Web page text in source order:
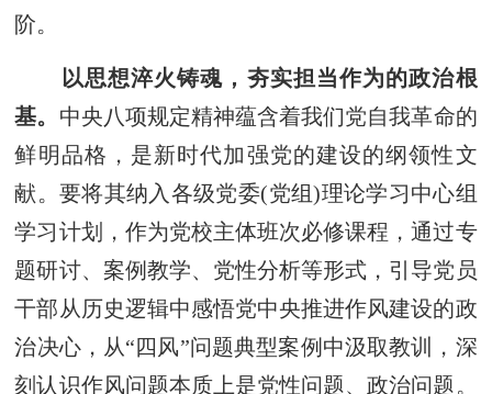
阶。
以思想淬火铸魂，夯实担当作为的政治根
基。 中央八项规定精神蕴含着我们党自我革命的
鲜明品格，是新时代加强党的建设的纲领性文
献。要将其纳入各级党委(党组)理论学习中心组
学习计划，作为党校主体班次必修课程，通过专
题研讨、案例教学、党性分析等形式，引导党员
干部从历史逻辑中感悟党中央推进作风建设的政
治决心，从“四风”问题典型案例中汲取教训，深
刻认识作风问题本质上是党性问题、政治问题。